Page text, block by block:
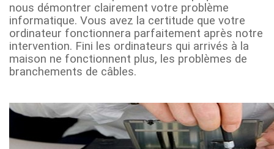
nous démontrer clairement votre problème
informatique. Vous avez la certitude que votre
ordinateur fonctionnera parfaitement après notre
intervention. Fini les ordinateurs qui arrivés à la
maison ne fonctionnent plus, les problèmes de
branchements de câbles.